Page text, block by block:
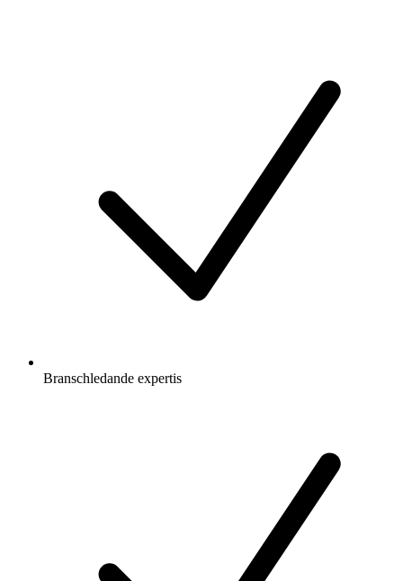
Branschledande expertis